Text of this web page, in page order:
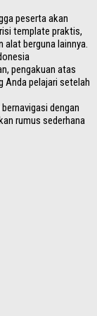
peserta akan
template praktis,
berguna lainnya.
pengakuan atas
Anda pelajari setelah
dengan
rumus sederhana